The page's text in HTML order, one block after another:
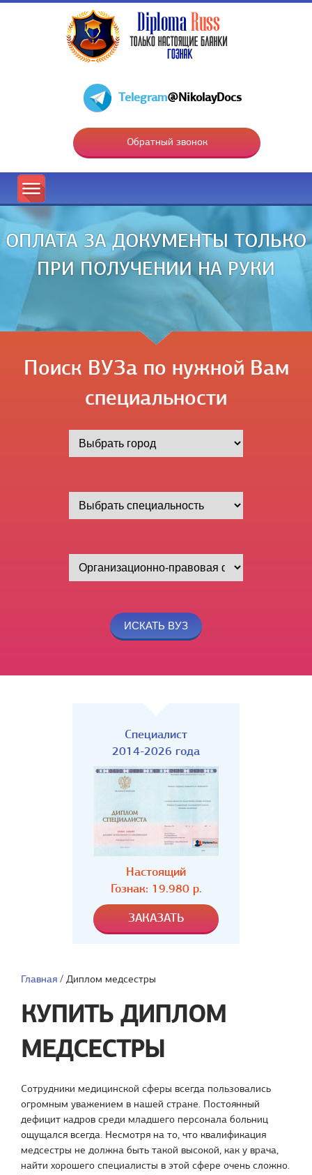
Telegram@NikolayDocs
Обратный звонок
ОПЛАТА ЗА ДОКУМЕНТЫ ТОЛЬКО
ПРИ ПОЛУЧЕНИИ НА РУКИ
Поиск ВУЗа по нужной Вам
специальности
Специалист
2014-2026 года
Настоящий
Гознак: 19.980 р.
Главная / Диплом медсестры
КУПИТЬ ДИПЛОМ
МЕДСЕСТРЫ
Сотрудники медицинской сферы всегда пользовались
огромным уважением в нашей стране. Постоянный
дефицит кадров среди младшего персонала больниц
ощущался всегда. Несмотря на то, что квалификация
медсестры не должна быть такой высокой, как у врача,
найти хорошего специалисты в этой сфере очень сложно.